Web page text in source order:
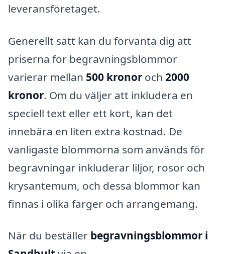
leveransföretaget.
Generellt sätt kan du förvänta dig att
priserna för begravningsblommor
varierar mellan 500 kronor och 2000
kronor. Om du väljer att inkludera en
speciell text eller ett kort, kan det
innebära en liten extra kostnad. De
vanligaste blommorna som används för
begravningar inkluderar liljor, rosor och
krysantemum, och dessa blommor kan
finnas i olika färger och arrangemang.
När du beställer begravningsblommor i